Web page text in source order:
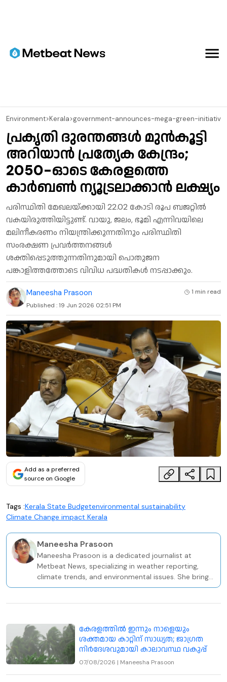
Environment>Kerala>government-announces-mega-green-
പ്രകൃതി ദുരന്തങ്ങൾ മുൻകൂട്ടി
അറിയാൻ പ്രത്യേക കേന്ദ്രം;
2050-ഓടെ കേരളത്തെ
കാർബൺ ന്യൂട്രലാക്കാൻ ലക്ഷ്യം
പരിസ്ഥിതി മേഖലയ്ക്കായി 22.02 കോടി രൂപ ബജറ്റിൽ
വകയിരുത്തിയിട്ടുണ്ട്. വായു, ജലം, ഭൂമി എന്നിവയിലെ
മലിനീകരണം നിയന്ത്രിക്കുന്നതിനും പരിസ്ഥിതി
സംരക്ഷണ പ്രവർത്തനങ്ങൾ
ശക്തിപ്പെടുത്തുന്നതിനുമായി പൊതുജന
പങ്കാളിത്തത്തോടെ വിവിധ പദ്ധതികൾ നടപ്പാക്കും.
Maneesha Prasoon 1 min read
Published :19 Jun 2026 02:51 PM
Add as a preferred
source on Google
Tags :Kerala State Budgetenvironmental sustainability
Climate Change impact Kerala
Maneesha Prasoon
Maneesha Prasoon is a dedicated journalist at
Metbeat News, specializing in weather reporting,
climate trends, and environmental issues. She brings
a solid academic and professional foundation to her
കേരളത്തിൽ ഇന്നും നാളെയും
ശക്തമായ കാറ്റിന് സാധ്യത; ജാഗ്രത
നിർദേശവുമായി കാലാവസ്ഥ വകുപ്പ്
07/08/2026 | Maneesha Prasoon